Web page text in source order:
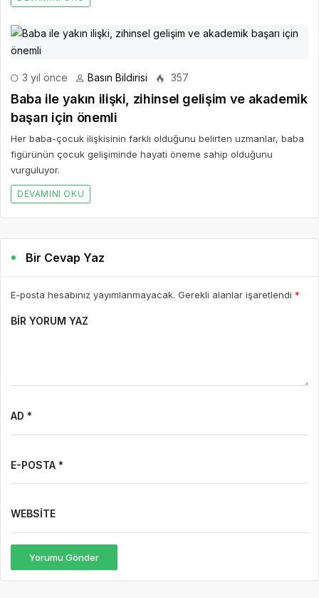
3 yıl önce Basın Bildirisi 357
Baba ile yakın ilişki, zihinsel gelişim ve akademik
başarı için önemli
Her baba-çocuk ilişkisinin farklı olduğunu belirten uzmanlar, baba
figürünün çocuk gelişiminde hayati öneme sahip olduğunu
vurguluyor.
DEVAMINI OKU
Bir Cevap Yaz
E-posta hesabınız yayımlanmayacak. Gerekli alanlar işaretlendi *
BIR YORUM YAZ
AD *
E-POSTA *
WEBSITE
Yorumu Gönder